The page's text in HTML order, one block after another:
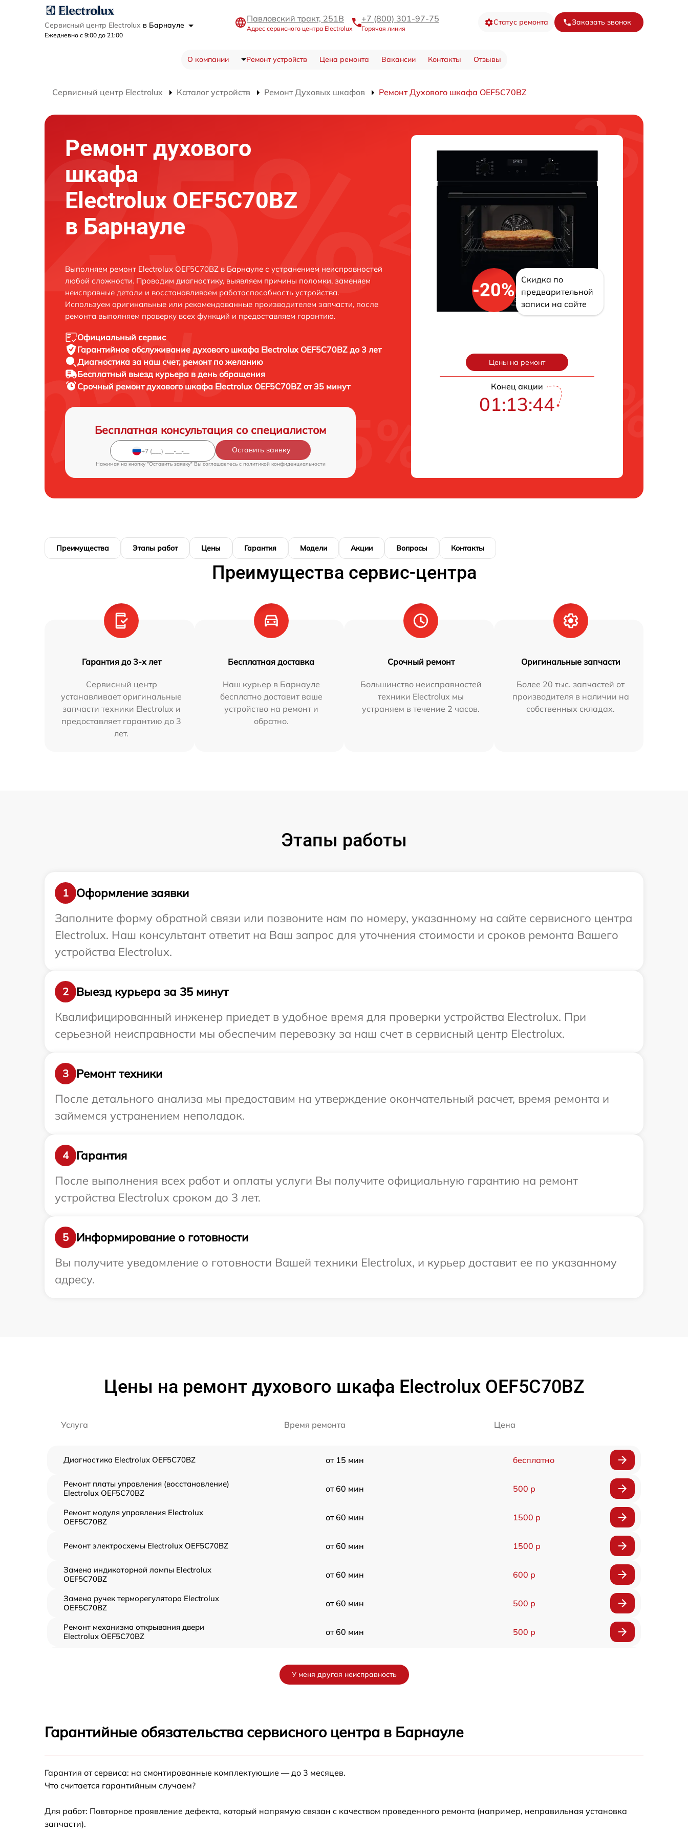
Сервисный центр Electrolux в Барнауле
Ежедневно с 9:00 до 21:00
Павловский тракт, 251В
Адрес сервисного центра Electrolux
+7 (800) 301-97-75
Горячая линия
Статус ремонта Заказать звонок
О компании Ремонт устройств Цена ремонта Вакансии Контакты Отзывы
Сервисный центр Electrolux Каталог устройств Ремонт Духовых шкафов Ремонт Духового шкафа OEF5C70BZ
Ремонт духового
шкафа
Electrolux OEF5C70BZ
в Барнауле
Выполняем ремонт Electrolux OEF5C70BZ в Барнауле с устранением неисправностей
любой сложности. Проводим диагностику, выявляем причины поломки, заменяем
неисправные детали и восстанавливаем работоспособность устройства.
Используем оригинальные или рекомендованные производителем запчасти, после
ремонта выполняем проверку всех функций и предоставляем гарантию.
Официальный сервис
Гарантийное обслуживание духового шкафа Electrolux OEF5C70BZ до 3 лет
Диагностика за наш счет, ремонт по желанию
Бесплатный выезд курьера в день обращения
Срочный ремонтдухового шкафа Electrolux OEF5C70BZ от 35 минут
Бесплатная консультация со специалистом
Оставить заявку
Нажимая на кнопку "Оставить заявку" Вы соглашаетесь c политикой конфиденциальности
-20%
Скидка по
предварительной
записи на сайте
Цены на ремонт
Конец акции
01:13:43
Преимущества Этапы работ Цены Гарантия Модели Акции Вопросы Контакты
Преимущества сервис-центра
Гарантия до 3-х лет
Сервисный центр
устанавливает оригинальные
запчасти техники Electrolux и
предоставляет гарантию до 3
лет.
Бесплатная доставка
Наш курьер в Барнауле
бесплатно доставит ваше
устройство на ремонт и
обратно.
Срочный ремонт
Большинство неисправностей
техники Electrolux мы
устраняем в течение 2 часов.
Оригинальные запчасти
Более 20 тыс. запчастей от
производителя в наличии на
собственных складах.
Этапы работы
1
Оформление заявки
Заполните форму обратной связи или позвоните нам по номеру, указанному на сайте сервисного центра
Electrolux. Наш консультант ответит на Ваш запрос для уточнения стоимости и сроков ремонта Вашего
устройства Electrolux.
2
Выезд курьера за 35 минут
Квалифицированный инженер приедет в удобное время для проверки устройства Electrolux. При
серьезной неисправности мы обеспечим перевозку за наш счет в сервисный центр Electrolux.
3
Ремонт техники
После детального анализа мы предоставим на утверждение окончательный расчет, время ремонта и
займемся устранением неполадок.
4
Гарантия
После выполнения всех работ и оплаты услуги Вы получите официальную гарантию на ремонт
устройства Electrolux сроком до 3 лет.
5
Информирование о готовности
Вы получите уведомление о готовности Вашей техники Electrolux, и курьер доставит ее по указанному
адресу.
Цены на ремонт духового шкафа Electrolux OEF5C70BZ
Услуга Время ремонта Цена
Диагностика Electrolux OEF5C70BZ от 15 мин бесплатно
Ремонт платы управления (восстановление)
Electrolux OEF5C70BZ
от 60 мин 500 р
Ремонт модуля управления Electrolux
OEF5C70BZ
от 60 мин 1500 р
Ремонт электросхемы Electrolux OEF5C70BZ от 60 мин 1500 р
Замена индикаторной лампы Electrolux
OEF5C70BZ
от 60 мин 600 р
Замена ручек терморегулятора Electrolux
OEF5C70BZ
от 60 мин 500 р
Ремонт механизма открывания двери
Electrolux OEF5C70BZ
от 60 мин 500 р
Замена термодатчика Electrolux OEF5C70BZ от 60 мин
OEF5C70BZ
У меня другая неисправность
Гарантийные обязательства сервисного центра в Барнауле
Гарантия от сервиса: на смонтированные комплектующие — до 3 месяцев.
Что считается гарантийным случаем?
Для работ: Повторное проявление дефекта, который напрямую связан с качеством проведенного ремонта (например, неправильная установка
запчасти).